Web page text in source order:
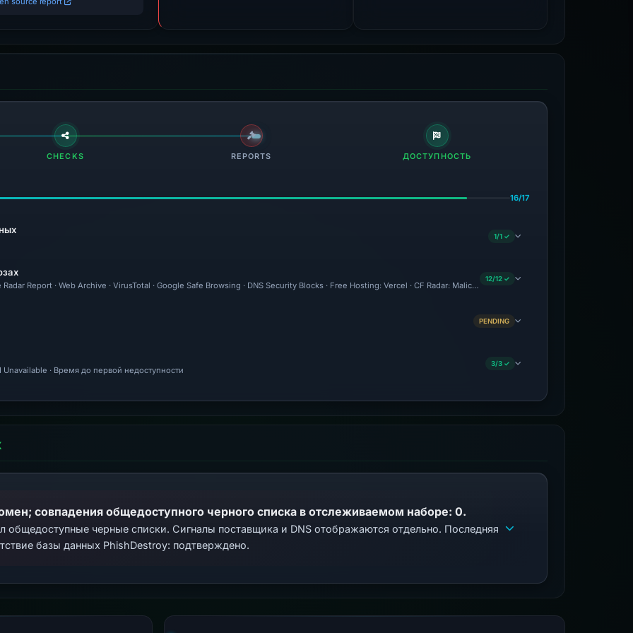
CHECKS REPORTS ДОСТУПНОСТЬ
16/17
1/1 ✓
Report · Web Archive · VirusTotal · Google Safe Browsing · DNS Security Blocks · Free Hosting: Vercel · CF Radar: Malicious · Brand Impersonation · Forensic
12/12 ✓
PENDING
· Время до первой недоступности
3/3 ✓
совпадения общедоступного черного списка в отслеживаемом наборе: 0.
общедоступные черные списки. Сигналы поставщика и DNS отображаются отдельно. Последняя
базы данных PhishDestroy: подтверждено.